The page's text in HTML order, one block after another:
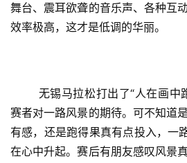
舞台、震耳欲聋的音乐声、各种互
效率极高，这才是低调的华丽。
赛者对一路风景的期待。可不知道
有感，还是跑得果真有点投入，一
在心中升起。赛后有朋友感叹风景